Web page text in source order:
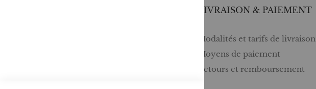
LIVRAISON & PAIEMENT
Modalités et tarifs de livraison
Moyens de paiement
Retours et remboursement